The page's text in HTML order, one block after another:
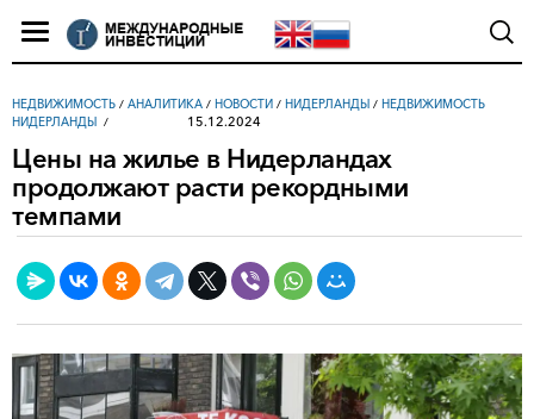
НЕДВИЖИМОСТЬ / АНАЛИТИКА / НОВОСТИ / НИДЕРЛАНДЫ / НЕДВИЖИМОСТЬ
НИДЕРЛАНДЫ
15.12.2024
Цены на жилье в Нидерландах
продолжают расти рекордными
темпами